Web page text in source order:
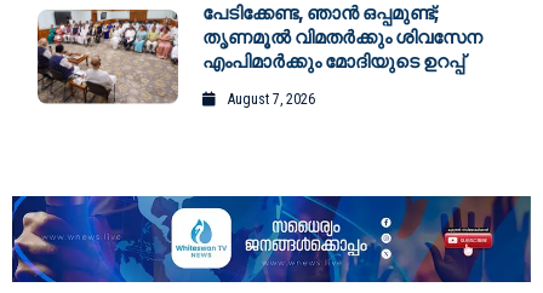
പേടിക്കേണ്ട, ഞാൻ ഒപ്പമുണ്ട്;
തൃണമൂൽ വിമതർക്കും ശിവസേന
എംപിമാർക്കും മോദിയുടെ ഉറപ്പ്
August 7, 2026